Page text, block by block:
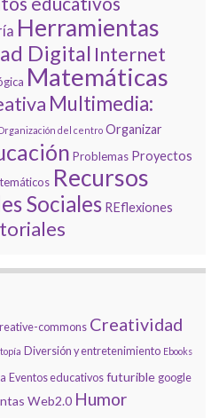
Herramientas
Digital Internet
Matemáticas
Multimedia:
del centro Organizar
Problemas Proyectos
Recursos
Sociales REflexiones
commons Creatividad
Diversión y entretenimiento Ebooks
Eventos educativos futurible google
Web2.0 Humor